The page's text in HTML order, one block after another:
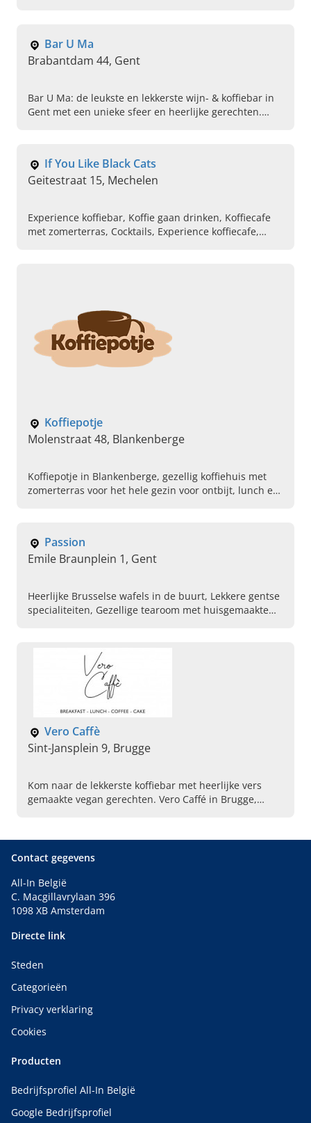
Bar U Ma
Brabantdam 44, Gent
Bar U Ma: de leukste en lekkerste wijn- & koffiebar in
Gent met een unieke sfeer en heerlijke gerechten.
If You Like Black Cats
Geitestraat 15, Mechelen
Experience koffiebar, Koffie gaan drinken, Koffiecafe
met zomerterras, Cocktails, Experience koffiecafe,
Koffiepotje
Molenstraat 48, Blankenberge
Koffiepotje in Blankenberge, gezellig koffiehuis met
zomerterras voor het hele gezin voor ontbijt, lunch en
Passion
Emile Braunplein 1, Gent
Heerlijke Brusselse wafels in de buurt, Lekkere gentse
specialiteiten, Gezellige tearoom met huisgemaakte
Seizoensgebonden gerechten , Leuke tearoom met
mooi interieur, Vlaamse gerechten met klassiekers
Vero Caffè
Sint-Jansplein 9, Brugge
Kom naar de lekkerste koffiebar met heerlijke vers
gemaakte vegan gerechten. Vero Caffé in Brugge,
Contact gegevens
All-In België
C. Macgillavrylaan 396
1098 XB Amsterdam
Directe link
Steden
Categorieën
Privacy verklaring
Cookies
Producten
Bedrijfsprofiel All-In België
Google Bedrijfsprofiel